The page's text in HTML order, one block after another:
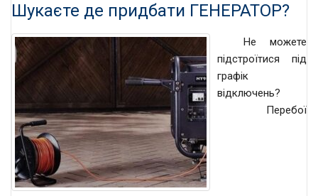
Шукаєте де придбати ГЕНЕРАТОР?
Не можете
підстроїтися під
графік
відключень?
Перебої